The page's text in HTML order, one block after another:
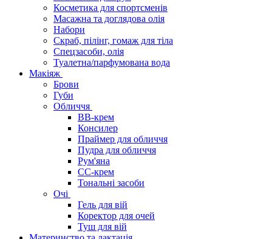
Косметика для спортсменів
Масажна та доглядова олія
Набори
Скраб, пілінг, гомаж для тіла
Спецзасоби, олія
Туалетна/парфумована вода
Макіяж
Брови
Губи
Обличчя
BB-крем
Консилер
Праймер для обличчя
Пудра для обличчя
Рум'яна
СС-крем
Тональні засоби
Очі
Гель для вій
Коректор для очей
Туш для вій